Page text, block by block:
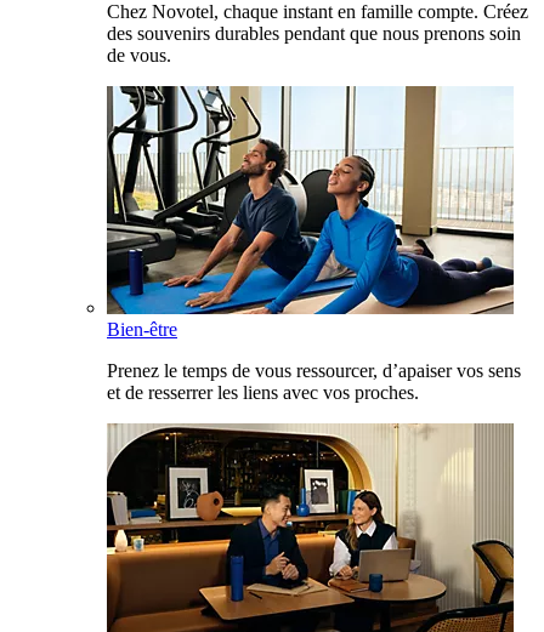
Chez Novotel, chaque instant en famille compte. Créez
des souvenirs durables pendant que nous prenons soin
de vous.
Bien-être
Prenez le temps de vous ressourcer, d’apaiser vos sens
et de resserrer les liens avec vos proches.